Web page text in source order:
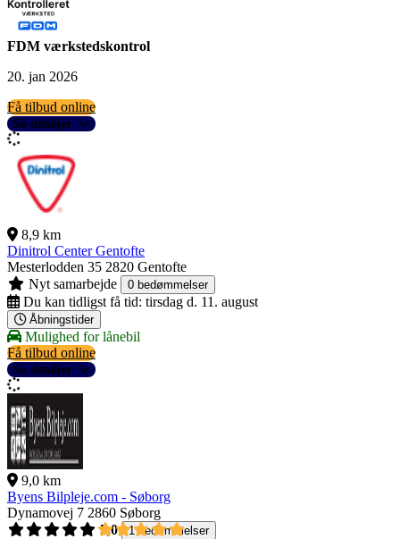
FDM værkstedskontrol
20. jan 2026
Få tilbud online
Se detaljer
8,9 km
Dinitrol Center Gentofte
Mesterlodden 35 2820 Gentofte
Nyt samarbejde
0 bedømmelser
Du kan tidligst få tid: tirsdag d. 11. august
Åbningstider
Mulighed for lånebil
Få tilbud online
Se detaljer
9,0 km
Byens Bilpleje.com - Søborg
Dynamovej 7 2860 Søborg
5,0
1 bedømmelser